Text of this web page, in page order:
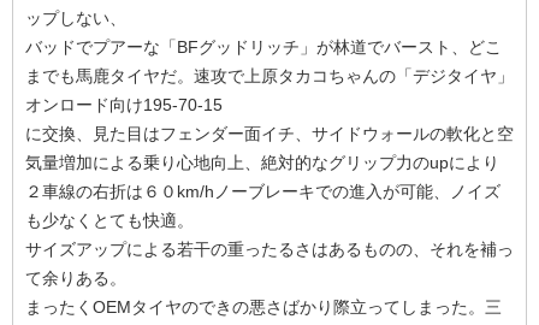
ップしない、
バッドでプアーな「BFグッドリッチ」が林道でバースト、どこ
までも馬鹿タイヤだ。速攻で上原タカコちゃんの「デジタイヤ」
オンロード向け195-70-15
に交換、見た目はフェンダー面イチ、サイドウォールの軟化と空
気量増加による乗り心地向上、絶対的なグリップ力のupにより
２車線の右折は６０km/hノーブレーキでの進入が可能、ノイズ
も少なくとても快適。
サイズアップによる若干の重ったるさはあるものの、それを補っ
て余りある。
まったくOEMタイヤのできの悪さばかり際立ってしまった。三